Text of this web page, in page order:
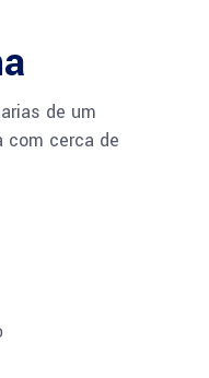
de um
com cerca de